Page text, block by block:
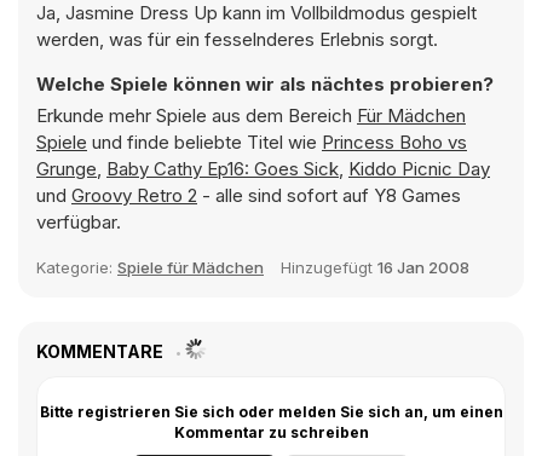
Ja, Jasmine Dress Up kann im Vollbildmodus gespielt
werden, was für ein fesselnderes Erlebnis sorgt.
Welche Spiele können wir als nächtes probieren?
Erkunde mehr Spiele aus dem Bereich Für Mädchen
Spiele und finde beliebte Titel wie Princess Boho vs
Grunge, Baby Cathy Ep16: Goes Sick, Kiddo Picnic Day
und Groovy Retro 2 - alle sind sofort auf Y8 Games
verfügbar.
Kategorie: Spiele für Mädchen Hinzugefügt 16 Jan 2008
KOMMENTARE
Bitte registrieren Sie sich oder melden Sie sich an, um einen
Kommentar zu schreiben